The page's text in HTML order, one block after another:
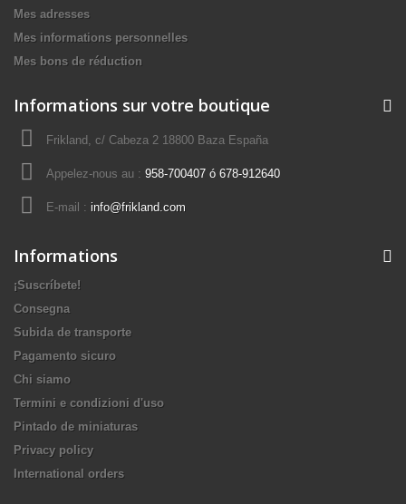
Mes adresses
Mes informations personnelles
Mes bons de réduction
Informations sur votre boutique
Frikland, c/ Cabeza 2 18800 Baza España
Appelez-nous au : 958-700407 ó 678-912640
E-mail : info@frikland.com
Informations
¡Suscríbete!
Consegna
Subida de transporte
Pagamento sicuro
Chi siamo
Termini e condizioni d'uso
Pintado de miniaturas
Privacy policy
International orders